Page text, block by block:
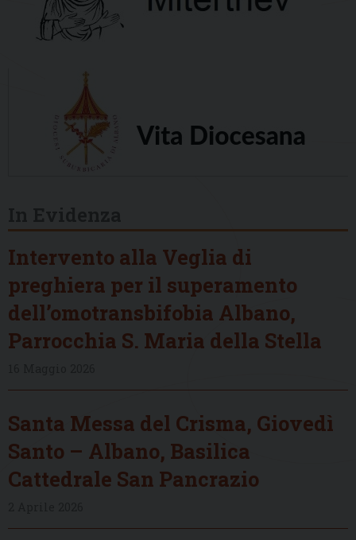
Intervento alla Veglia di
preghiera per il superamento
dell’omotransbifobia Albano,
Parrocchia S. Maria della Stella
Santa Messa del Crisma, Giovedì
Santo – Albano, Basilica
Cattedrale San Pancrazio